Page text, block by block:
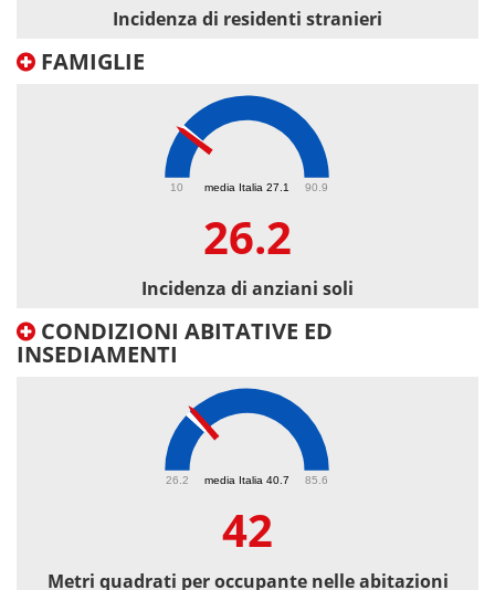
Incidenza di residenti stranieri
FAMIGLIE
media Italia 27.1
10 90.9
26.2
Incidenza di anziani soli
CONDIZIONI ABITATIVE ED
INSEDIAMENTI
media Italia 40.7
26.2 85.6
42
Metri quadrati per occupante nelle abitazioni